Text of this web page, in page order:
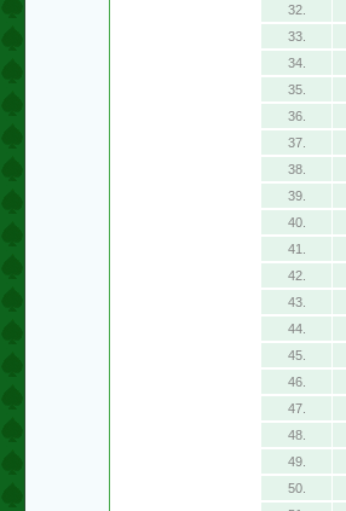
32.
33.
34.
35.
36.
37.
38.
39.
40.
41.
42.
43.
44.
45.
46.
47.
48.
49.
50.